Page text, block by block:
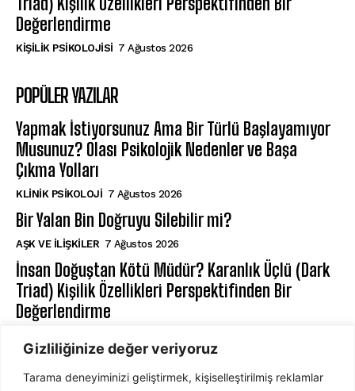
Gizliliğinize değer veriyoruz
Tarama deneyiminizi geliştirmek, kişiselleştirilmiş reklamlar
Değerlendirme
KIŞILIK PSIKOLOJISI 7 Ağustos 2026
POPÜLER YAZILAR
Yapmak İstiyorsunuz Ama Bir Türlü Başlayamıyor
Musunuz? Olası Psikolojik Nedenler ve Başa
Çıkma Yolları
KLINIK PSIKOLOJI 7 Ağustos 2026
Bir Yalan Bin Doğruyu Silebilir mi?
AŞK VE İLIŞKILER 7 Ağustos 2026
İnsan Doğuştan Kötü Müdür? Karanlık Üçlü (Dark
Triad) Kişilik Özellikleri Perspektifinden Bir
Değerlendirme
ABONE OL